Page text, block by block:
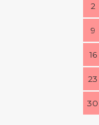
2
9
16
23
30